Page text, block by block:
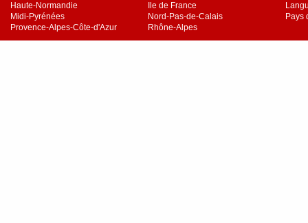
Haute-Normandie
Ile de France
Midi-Pyrénées
Nord-Pas-de-Calais
Pays
Provence-Alpes-Côte-d'Azur
Rhône-Alpes